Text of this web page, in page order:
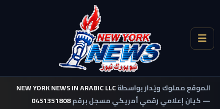
الموقع مملوك ويُدار بواسطةNEW YORK NEWS IN ARABIC LLC
— كيان إعلامي رقمي أمريكي مسجل برقم0451351808